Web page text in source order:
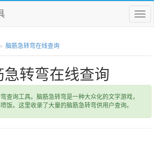
菜
单
脑筋急转弯在线查询
急转弯在线查询
查询工具。脑筋急转弯是一种大众化的文字游戏，
饭。这里收录了大量的脑筋急转弯供用户查询。